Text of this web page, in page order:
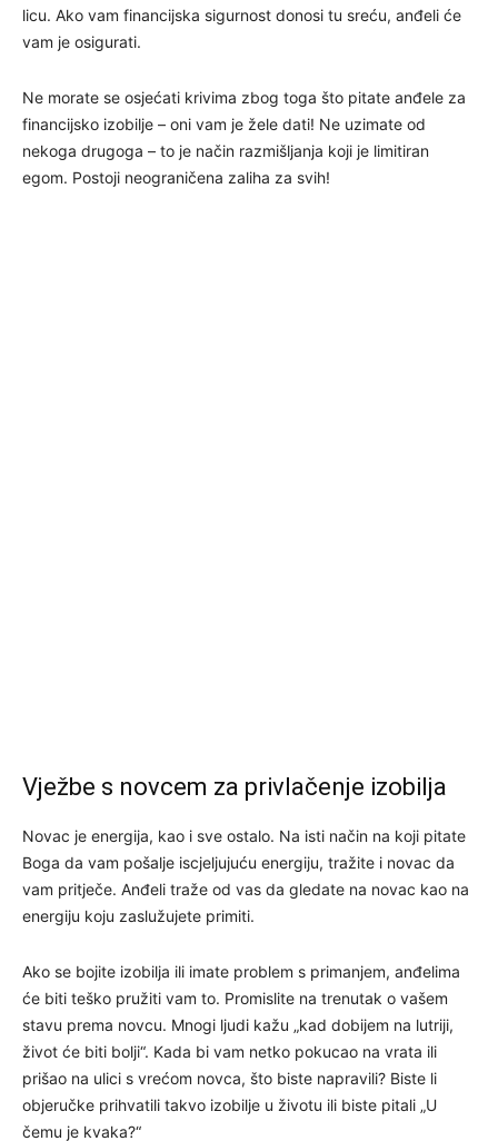
licu. Ako vam financijska sigurnost donosi tu sreću, anđeli će
vam je osigurati.
Ne morate se osjećati krivima zbog toga što pitate anđele za
financijsko izobilje – oni vam je žele dati! Ne uzimate od
nekoga drugoga – to je način razmišljanja koji je limitiran
egom. Postoji neograničena zaliha za svih!
Vježbe s novcem za privlačenje izobilja
Novac je energija, kao i sve ostalo. Na isti način na koji pitate
Boga da vam pošalje iscjeljujuću energiju, tražite i novac da
vam pritječe. Anđeli traže od vas da gledate na novac kao na
energiju koju zaslužujete primiti.
Ako se bojite izobilja ili imate problem s primanjem, anđelima
će biti teško pružiti vam to. Promislite na trenutak o vašem
stavu prema novcu. Mnogi ljudi kažu „kad dobijem na lutriji,
život će biti bolji“. Kada bi vam netko pokucao na vrata ili
prišao na ulici s vrećom novca, što biste napravili? Biste li
objeručke prihvatili takvo izobilje u životu ili biste pitali „U
čemu je kvaka?“